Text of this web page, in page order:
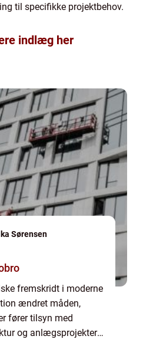
til specifikke projektbehov.
indlæg her
Sørensen
fremskridt i moderne
ændret måden,
fører tilsyn med
og anlægsprojekter.